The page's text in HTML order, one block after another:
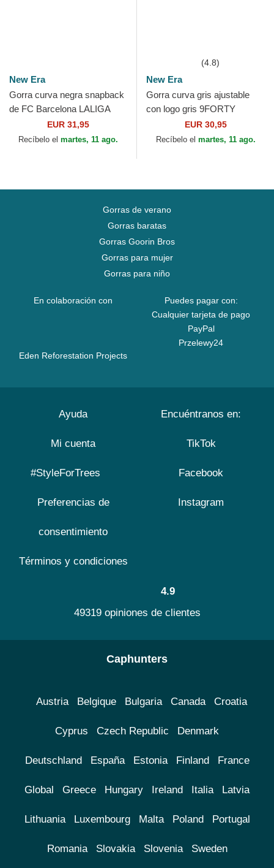
New Era
Gorra curva negra snapback
de FC Barcelona LALIGA
9FORTY M-Crown Diamond
Era de New Era
EUR 31,95
Recíbelo el martes, 11 ago.
(4.8)
New Era
Gorra curva gris ajustable
con logo gris 9FORTY
Diamond Era de New York
Yankees MLB de New Era
EUR 30,95
Recíbelo el martes, 11 ago.
Gorras de verano
Gorras baratas
Gorras Goorin Bros
Gorras para mujer
Gorras para niño
En colaboración con
Eden Reforestation Projects
Puedes pagar con:
Cualquier tarjeta de pago
PayPal
Przelewy24
Ayuda
Mi cuenta
#StyleForTrees
Preferencias de
consentimiento
Términos y condiciones
Encuéntranos en:
TikTok
Facebook
Instagram
4.9
49319 opiniones de clientes
Caphunters
Austria Belgique Bulgaria Canada Croatia
Cyprus Czech Republic Denmark
Deutschland España Estonia Finland France
Global Greece Hungary Ireland Italia Latvia
Lithuania Luxembourg Malta Poland Portugal
Romania Slovakia Slovenia Sweden